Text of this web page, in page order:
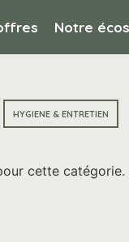
Notre
HYGIENE & ENTRETIEN
cette catégorie.